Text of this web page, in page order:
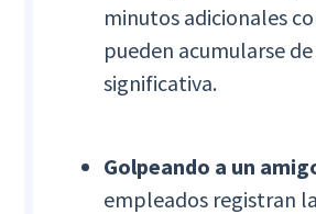
minutos adicionales
pueden acumularse
significativa.
Golpeando a un
empleados registran